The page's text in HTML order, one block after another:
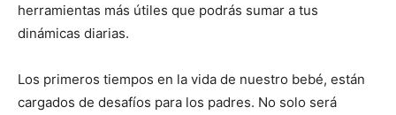
herramientas más útiles que podrás sumar a tus
dinámicas diarias.
Los primeros tiempos en la vida de nuestro bebé, están
cargados de desafíos para los padres. No solo será